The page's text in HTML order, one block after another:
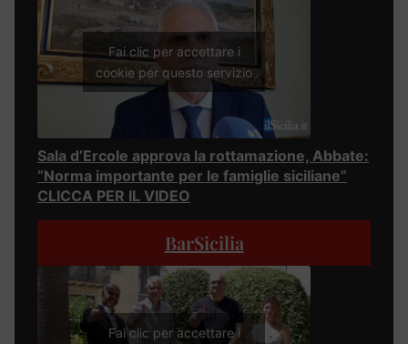
Fai clic per accettare i
cookie per questo servizio
Sala d’Ercole approva la rottamazione, Abbate:
“Norma importante per le famiglie siciliane”
CLICCA PER IL VIDEO
BarSicilia
Fai clic per accettare i